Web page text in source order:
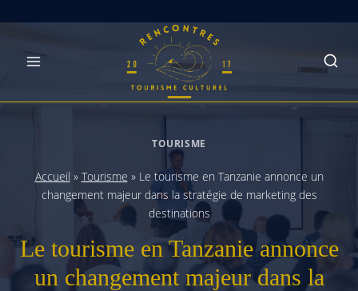
TOURISME
Accueil » Tourisme » Le tourisme en Tanzanie annonce un
changement majeur dans la stratégie de marketing des
destinations
Le tourisme en Tanzanie annonce
un changement majeur dans la